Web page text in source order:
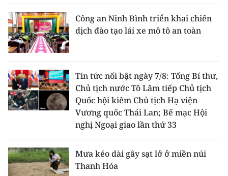
Công an Ninh Bình triển khai chiến
dịch đào tạo lái xe mô tô an toàn
Tin tức nổi bật ngày 7/8: Tổng Bí thư,
Chủ tịch nước Tô Lâm tiếp Chủ tịch
Quốc hội kiêm Chủ tịch Hạ viện
Vương quốc Thái Lan; Bế mạc Hội
nghị Ngoại giao lần thứ 33
Mưa kéo dài gây sạt lở ở miền núi
Thanh Hóa